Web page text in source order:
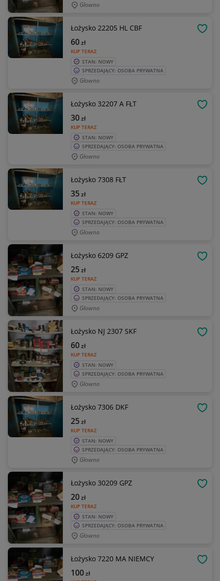
Głowno
Łożysko 22205 HL CBF
KUP TERAZ
60zł
STAN: NOWY
SPRZEDAJĄCY: OSOBA PRYWATNA
Głowno
Łożysko 32207 A FŁT
KUP TERAZ
30zł
STAN: NOWY
SPRZEDAJĄCY: OSOBA PRYWATNA
Głowno
Łożysko 7308 FŁT
KUP TERAZ
35zł
STAN: NOWY
SPRZEDAJĄCY: OSOBA PRYWATNA
Głowno
Łożysko 6209 GPZ
KUP TERAZ
25zł
STAN: NOWY
SPRZEDAJĄCY: OSOBA PRYWATNA
Głowno
Łożysko NJ 2307 SKF
KUP TERAZ
60zł
STAN: NOWY
SPRZEDAJĄCY: OSOBA PRYWATNA
Głowno
Łożysko 7306 DKF
KUP TERAZ
25zł
STAN: NOWY
SPRZEDAJĄCY: OSOBA PRYWATNA
Głowno
Łożysko 30209 GPZ
KUP TERAZ
20zł
STAN: NOWY
SPRZEDAJĄCY: OSOBA PRYWATNA
Głowno
Łożysko 7220 MA NIEMCY
100zł